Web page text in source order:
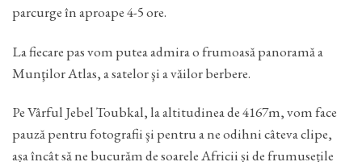
parcurge în aproape 4-5 ore.
La fiecare pas vom putea admira o frumoasă panoramă a
Munţilor Atlas, a satelor şi a văilor berbere.
Pe Vârful Jebel Toubkal, la altitudinea de 4167m, vom face
pauză pentru fotografii şi pentru a ne odihni câteva clipe,
așa încât să ne bucurăm de soarele Africii și de frumusețile